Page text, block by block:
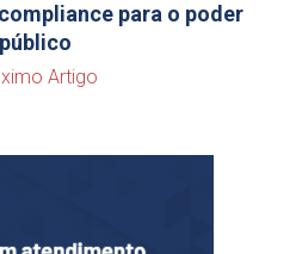
para o poder
público
Artigo